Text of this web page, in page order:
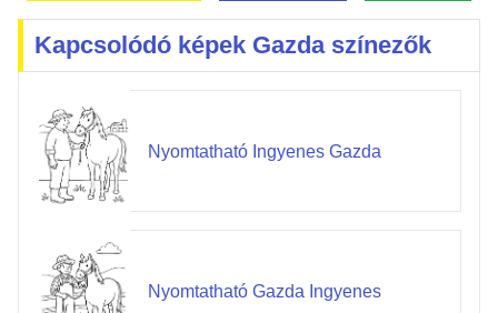
Kapcsolódó képek Gazda színezők
Nyomtatható Ingyenes Gazda
Nyomtatható Gazda Ingyenes